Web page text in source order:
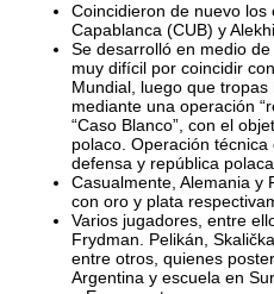
Coincidieron de nuevo
Capablanca (CUB) y
Se desarrolló en medio
muy difícil por coincidir
Mundial, luego que
mediante una operación
“Caso Blanco”, con el
polaco. Operación
defensa y república polaca
Casualmente, Alemania y
con oro y plata
Varios jugadores, entre
Frydman. Pelikán,
entre otros, quienes
Argentina y escuela en